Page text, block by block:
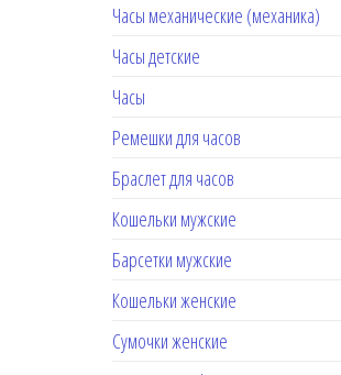
Часы механические (механика)
Часы детские
Часы
Ремешки для часов
Браслет для часов
Кошельки мужские
Барсетки мужские
Кошельки женские
Сумочки женские